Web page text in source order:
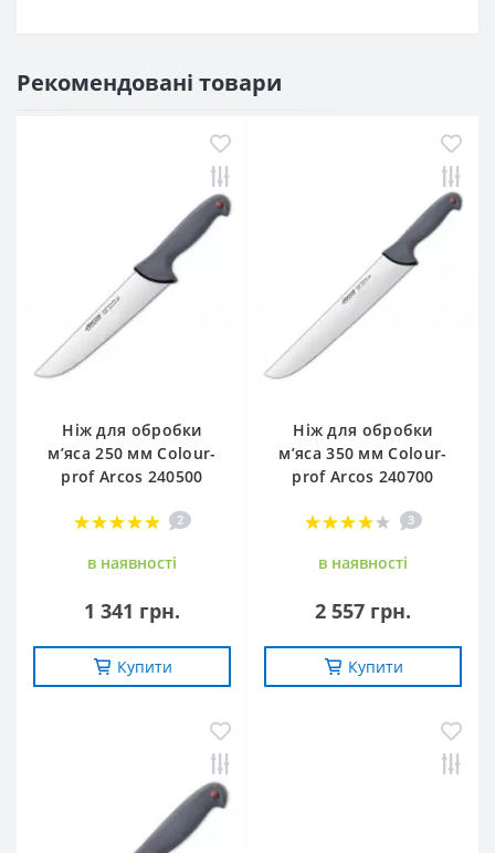
Рекомендовані товари
Ніж для обробки
м’яса 250 мм Сolour-
prof Arcos 240500
2
в наявностi
1 341 грн.
Купити
Ніж для обробки
м’яса 350 мм Сolour-
prof Arcos 240700
3
в наявностi
2 557 грн.
Купити